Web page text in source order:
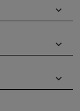
keyboard_arrow_down
keyboard_arrow_down
keyboard_arrow_down